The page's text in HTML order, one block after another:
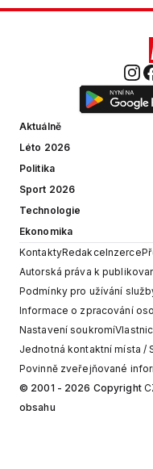
Aktuálně
Léto 2026
Politika
Sport 2026
Technologie
Ekonomika
KontaktyRedakceInzerce
Autorská práva k
Podmínky pro užívání
Informace o zpracování
Nastavení soukromí
Jednotná kontaktní místa /
Povinně zveřejňované
© 2001 - 2026 Copyright
obsahu